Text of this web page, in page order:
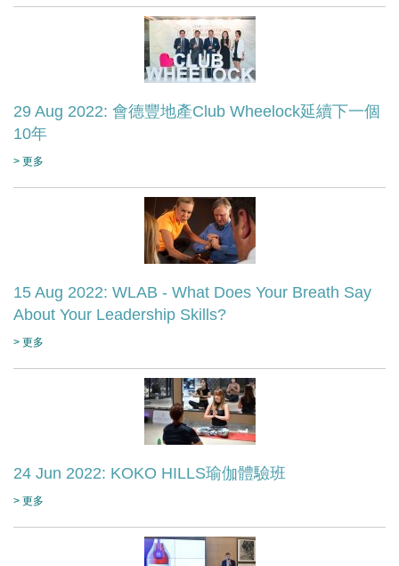
29 Aug 2022: 會德豐地產Club Wheelock延續下一個
10年
> 更多
15 Aug 2022: WLAB - What Does Your Breath Say
About Your Leadership Skills?
> 更多
24 Jun 2022: KOKO HILLS瑜伽體驗班
> 更多